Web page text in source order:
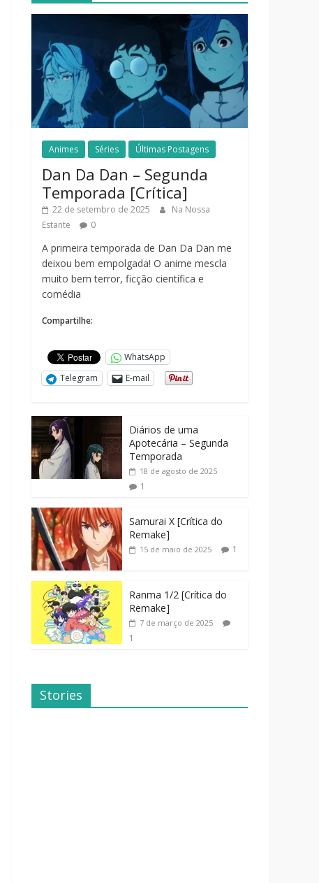
Animes Séries Últimas Postagens
Dan Da Dan – Segunda
Temporada [Crítica]
22 de setembro de 2025
Na Nossa
Estante
0
A primeira temporada de Dan Da Dan me
deixou bem empolgada! O anime mescla
muito bem terror, ficção científica e
comédia
Compartilhe:
WhatsApp
Telegram
E-mail
Diários de uma
Apotecária – Segunda
Temporada
18 de agosto de 2025
1
Samurai X [Crítica do
Remake]
15 de maio de 2025 1
Ranma 1/2 [Crítica do
Remake]
7 de março de 2025
1
Stories
Dicas de
Filmes Para o
Família